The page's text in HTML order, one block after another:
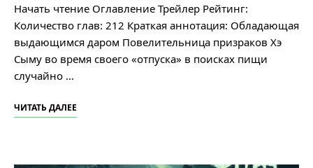
Начать чтение Оглавление Трейлер Рейтинг:
Количество глав: 212 Краткая аннотация: Обладающая
выдающимся даром Повелительница призраков Хэ
Сыму во время своего «отпуска» в поисках пищи
случайно …
ЧИТАТЬ ДАЛЕЕ